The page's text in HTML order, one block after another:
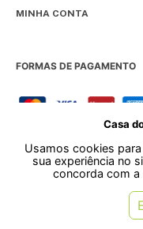
Casa
Usamos cookies
sua experiência no
concorda com a
MINHA CONTA
FORMAS DE PAGAMENTO
Rua Pre. Frederico Hardt,